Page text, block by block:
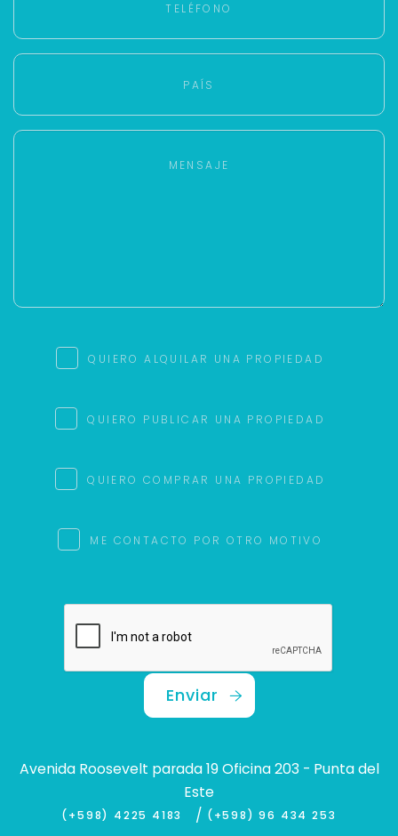
QUIERO ALQUILAR UNA PROPIEDAD
QUIERO PUBLICAR UNA PROPIEDAD
QUIERO COMPRAR UNA PROPIEDAD
ME CONTACTO POR OTRO MOTIVO
Enviar
Avenida Roosevelt parada 19 Oficina 203 - Punta del
Este
(+598) 4225 4183 / (+598) 96 434 253